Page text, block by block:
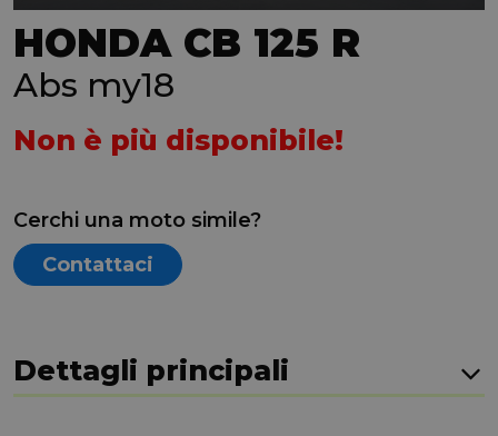
HONDA CB 125 R
Abs my18
Non è più disponibile!
Cerchi una moto simile?
Contattaci
Dettagli principali